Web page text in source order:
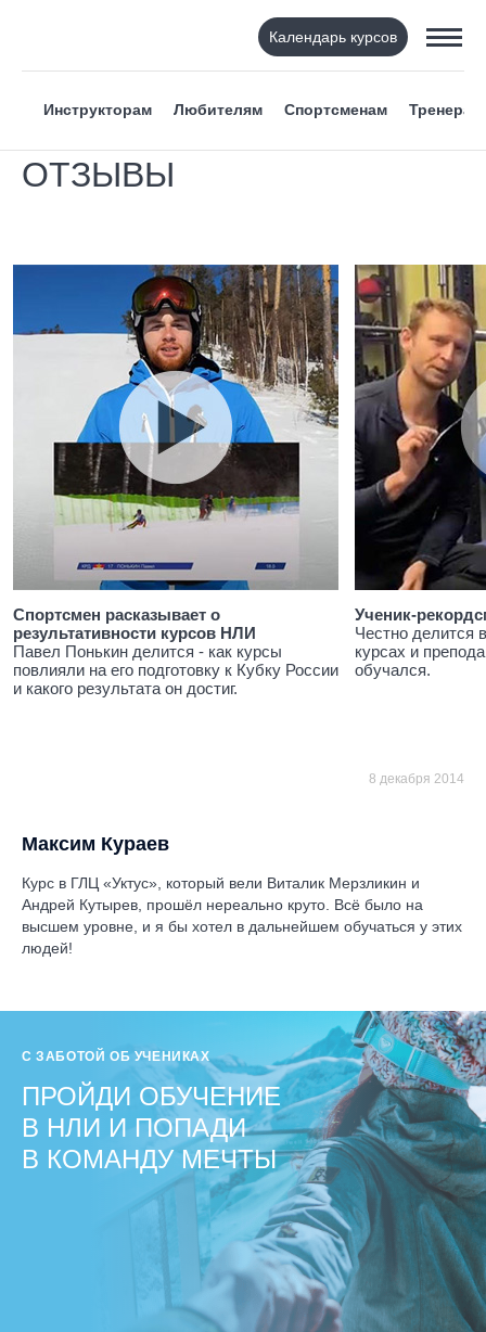
Календарь курсов
Инструкторам Любителям Спортсменам Тренерам
ОТЗЫВЫ
Спортсмен расказывает о
результативности курсов НЛИ
Павел Понькин делится - как курсы
повлияли на его подготовку к Кубку России
и какого результата он достиг.
Ученик-
Честно делится
курсах и
обучался.
8 декабря 2014
Максим Кураев
Курс в ГЛЦ «Уктус», который вели Виталик Мерзликин и
Андрей Кутырев, прошёл нереально круто. Всё было на
высшем уровне, и я бы хотел в дальнейшем обучаться у этих
людей!
С ЗАБОТОЙ ОБ УЧЕНИКАХ
ПРОЙДИ ОБУЧЕНИЕ
В НЛИ И ПОПАДИ
В КОМАНДУ МЕЧТЫ